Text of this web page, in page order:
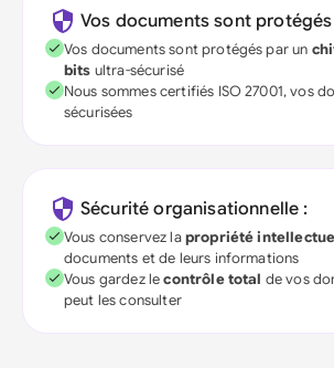
Vos documents sont protégés
Vos documents sont protégés par un
bits ultra-sécurisé
Nous sommes certifiés ISO 27001, vos
sécurisées
Sécurité organisationnelle :
Vous conservez lapropriété
documents et de leurs informations
Vous gardez lecontrôle total de vos
peut les consulter